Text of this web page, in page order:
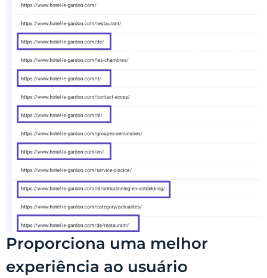
Proporciona uma melhor
experiência ao usuário